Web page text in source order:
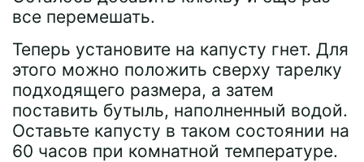
все перемешать.
Теперь установите на капусту гнет. Для
этого можно положить сверху тарелку
подходящего размера, а затем
поставить бутыль, наполненный водой.
Оставьте капусту в таком состоянии на
60 часов при комнатной температуре.